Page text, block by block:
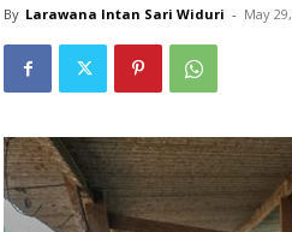
By Larawana Intan Sari Widuri - May